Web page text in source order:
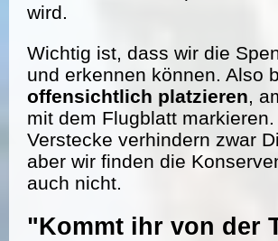
wird.
Wichtig ist, dass wir die
und erkennen können. Also
offensichtlich platzieren,
mit dem Flugblatt markieren.
Verstecke verhindern zwar
aber wir finden die
auch nicht.
"Kommt ihr von der